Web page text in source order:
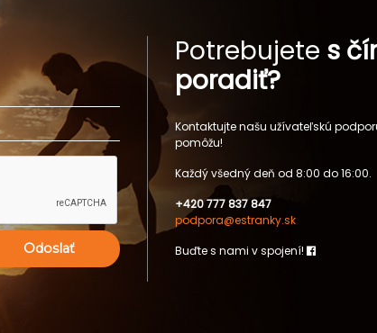
Odoslať
Potrebujete s
poradiť?
Kontaktujte našu užívateľskú
pomôžu!
Každý všedný deň od 8:00 do 16:00.
+420 777 837 847
podpora@estranky.sk
Buďte s nami v spojení!